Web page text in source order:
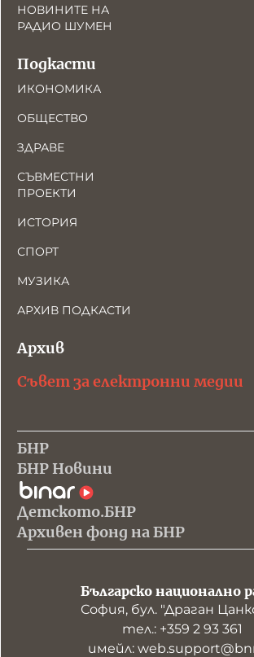
НОВИНИТЕ НА
РАДИО ШУМЕН
Подкасти
ИКОНОМИКА
ОБЩЕСТВО
ЗДРАВЕ
СЪВМЕСТНИ
ПРОЕКТИ
ИСТОРИЯ
СПОРТ
МУЗИКА
АРХИВ ПОДКАСТИ
Архив
Съвет за електронни медии
БНР
БНР Новини
Детското.БНР
Архивен фонд на БНР
Българско национално
София, бул. "Драган
тел.: +359 2 93 361
имейл: